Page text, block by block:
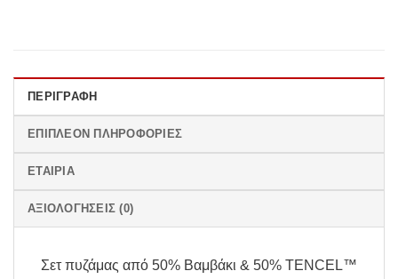
ΠΕΡΙΓΡΑΦΉ
ΕΠΙΠΛΈΟΝ ΠΛΗΡΟΦΟΡΊΕΣ
ΕΤΑΙΡΊΑ
ΑΞΙΟΛΟΓΉΣΕΙΣ (0)
Σετ πυζάμας από 50% Βαμβάκι & 50% TENCEL™